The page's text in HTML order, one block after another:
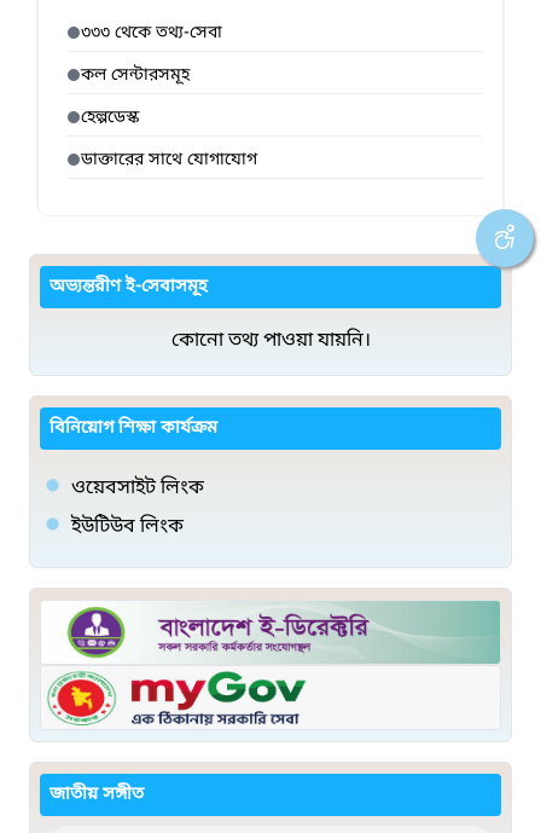
৩৩৩ থেকে তথ্য-সেবা
কল সেন্টারসমূহ
হেল্পডেস্ক
ডাক্তারের সাথে যোগাযোগ
অভ্যন্তরীণ ই-সেবাসমূহ
কোনো তথ্য পাওয়া যায়নি।
বিনিয়োগ শিক্ষা কার্যক্রম
ওয়েবসাইট লিংক
ইউটিউব লিংক
জাতীয় সঙ্গীত